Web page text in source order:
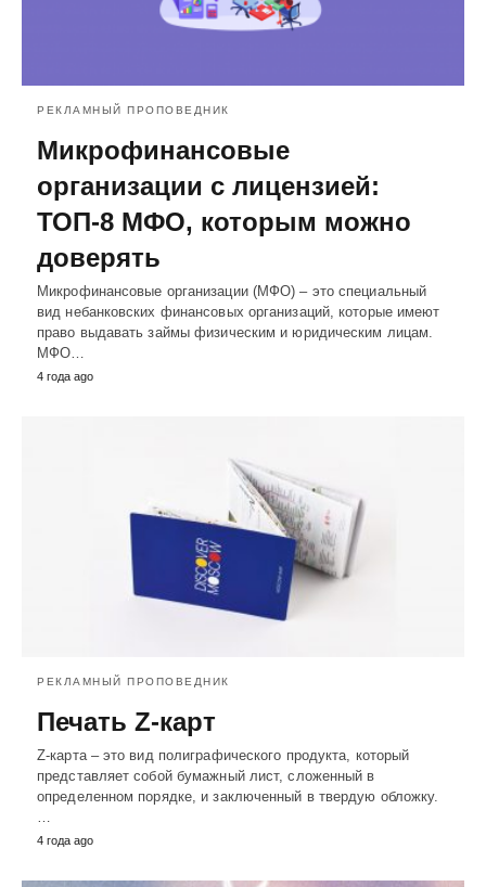
РЕКЛАМНЫЙ ПРОПОВЕДНИК
Микрофинансовые
организации с лицензией:
ТОП-8 МФО, которым можно
доверять
Микрофинансовые организации (МФО) – это специальный
вид небанковских финансовых организаций, которые имеют
право выдавать займы физическим и юридическим лицам.
МФО…
4 года ago
РЕКЛАМНЫЙ ПРОПОВЕДНИК
Печать Z-карт
Z-карта – это вид полиграфического продукта, который
представляет собой бумажный лист, сложенный в
определенном порядке, и заключенный в твердую обложку.
…
4 года ago